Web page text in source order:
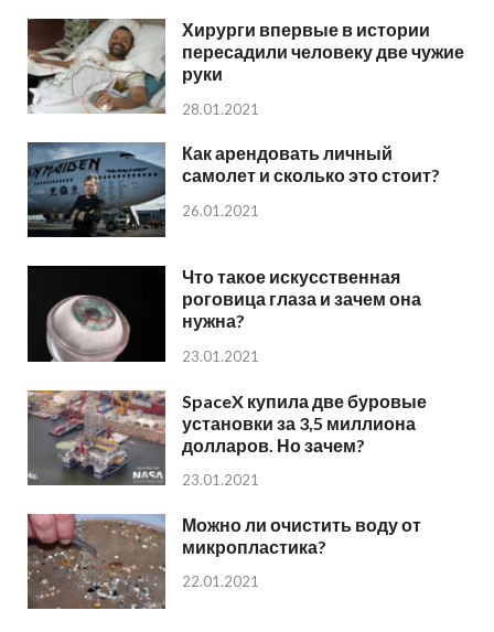
Хирурги впервые в истории
пересадили человеку две чужие
руки
28.01.2021
Как арендовать личный
самолет и сколько это стоит?
26.01.2021
Что такое искусственная
роговица глаза и зачем она
нужна?
23.01.2021
SpaceX купила две буровые
установки за 3,5 миллиона
долларов. Но зачем?
23.01.2021
Можно ли очистить воду от
микропластика?
22.01.2021